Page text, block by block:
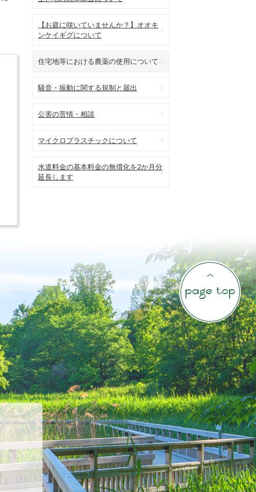
【お庭に咲いていませんか？】オオキ
ンケイギグについて
住宅地等における農薬の使用について
騒音・振動に関する規制と届出
公害の苦情・相談
マイクロプラスチックについて
水道料金の基本料金の無償化を2か月分
延長します